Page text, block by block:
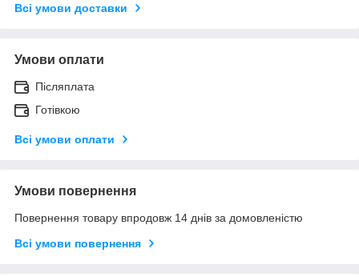
Всі умови доставки
Умови оплати
Післяплата
Готівкою
Всі умови оплати
Умови повернення
Повернення товару впродовж 14 днів за домовленістю
Всі умови повернення